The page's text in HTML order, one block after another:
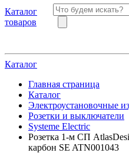
Каталог
товаров
Каталог
Главная страница
Каталог
Электроустановочные
Розетки и выключатели
Systeme Electric
Розетка 1-м СП
карбон SE ATN001043